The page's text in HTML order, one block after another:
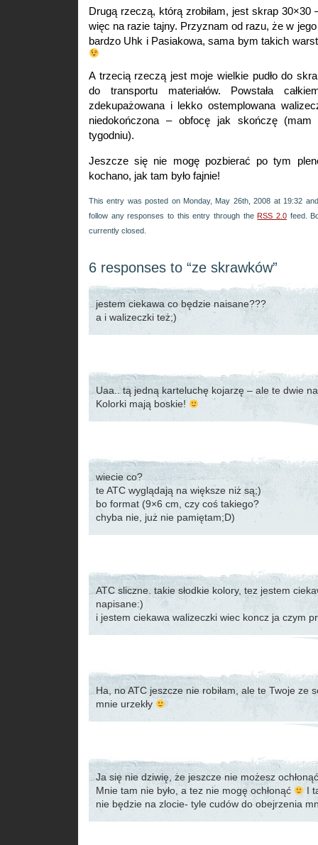
Drugą rzeczą, którą zrobiłam, jest skrap 30×30
więc na razie tajny. Przyznam od razu, że w jego
bardzo Uhk i Pasiakowa, sama bym takich
A trzecią rzeczą jest moje wielkie pudło do
do transportu materiałów. Powstała
zdekupażowana i lekko ostemplowana
niedokończona – obfocę jak skończę
tygodniu).
Jeszcze się nie mogę pozbierać po tym
kochano, jak tam było fajnie!
This entry was posted on Monday, May 26th, 2008 at 19:32
follow any responses to this entry through the RSS 2.0 feed.
currently closed.
6 responses to “ze skrawków”
jestem ciekawa co będzie naisane???
a i walizeczki też;)
Uaa.. tą jedną karteluchę kojarzę – ale te dwie
Kolorki mają boskie!
wiecie co?
te ATC wyglądają na większe niż są;)
bo format (9×6 cm, czy coś takiego?
chyba nie, już nie pamiętam;D)
ATC sliczne. takie słodkie kolory, tez jestem
napisane:)
i jestem ciekawa walizeczki wiec koncz ja czym
Ha, no ATC jeszcze nie robiłam, ale te Twoje ze
mnie urzekły
Ja się nie dziwię, że jeszcze nie możesz
Mnie tam nie było, a tez nie mogę ochłonąć
I
nie będzie na zlocie- tyle cudów do obejrzenia